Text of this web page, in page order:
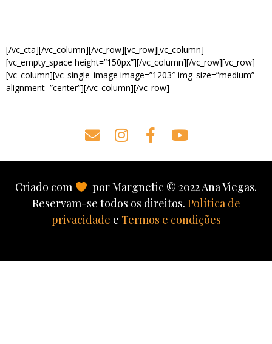
[/vc_cta][/vc_column][/vc_row][vc_row][vc_column]
[vc_empty_space height=”150px”][/vc_column][/vc_row][vc_row]
[vc_column][vc_single_image image=”1203″ img_size=”medium”
alignment=”center”][/vc_column][/vc_row]
Criado com
por Margnetic © 2022 Ana Viegas.
Reservam-se todos os direitos. Política de
privacidade e Termos e condições